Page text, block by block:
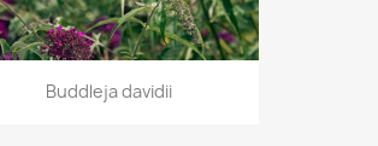
Buddleja davidii